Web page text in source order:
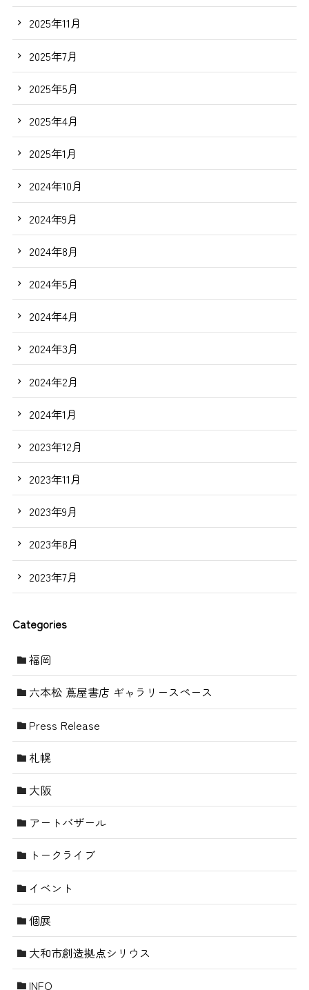
2025年11月
2025年7月
2025年5月
2025年4月
2025年1月
2024年10月
2024年9月
2024年8月
2024年5月
2024年4月
2024年3月
2024年2月
2024年1月
2023年12月
2023年11月
2023年9月
2023年8月
2023年7月
Categories
福岡
六本松 蔦屋書店 ギャラリースペース
Press Release
札幌
大阪
アートバザール
トークライブ
イベント
個展
大和市創造拠点シリウス
INFO